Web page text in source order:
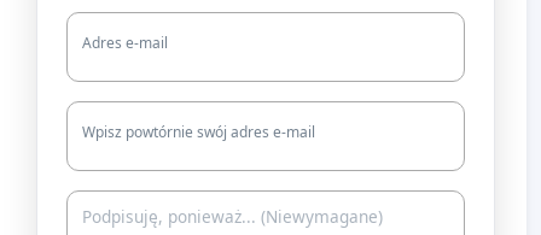
Adres e-mail
Wpisz powtórnie swój adres e-mail